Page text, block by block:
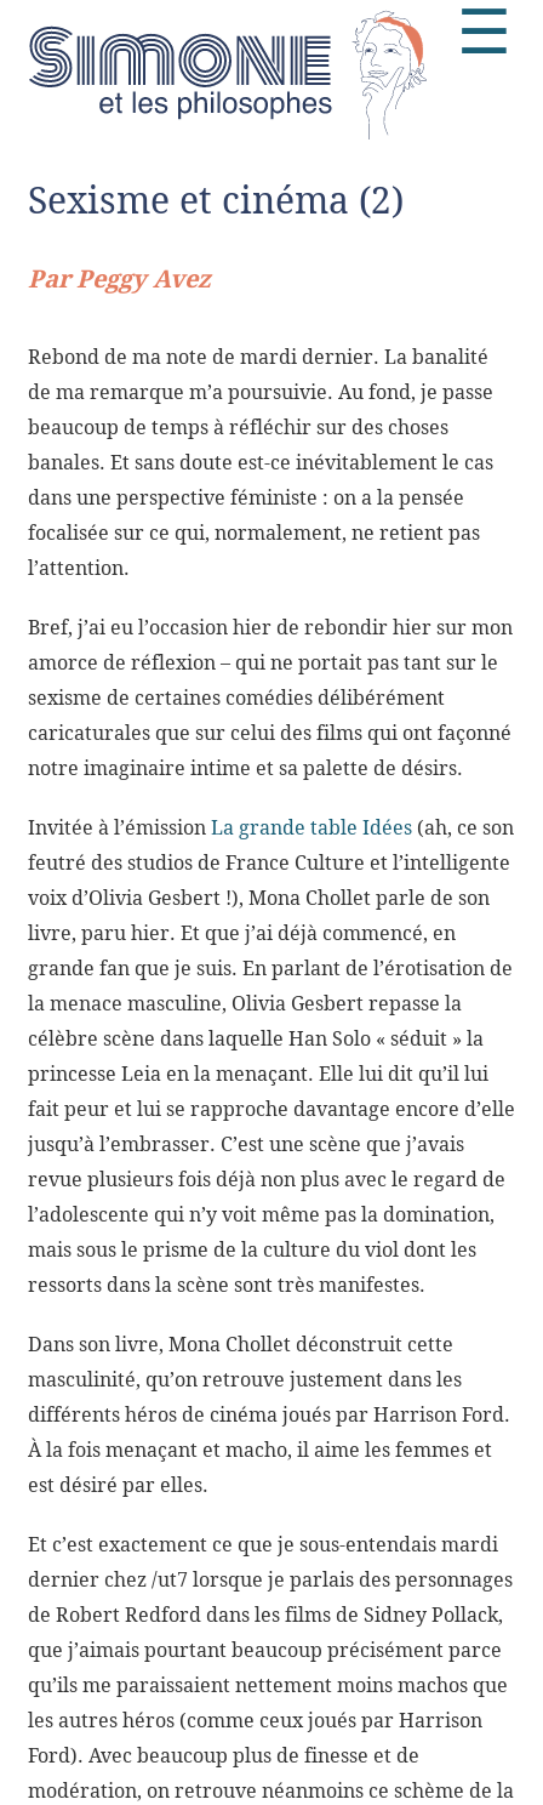
☰
Sexisme et cinéma (2)
Par Peggy Avez
Rebond de ma note de mardi dernier. La banalité
de ma remarque m’a poursuivie. Au fond, je passe
beaucoup de temps à réfléchir sur des choses
banales. Et sans doute est-ce inévitablement le cas
dans une perspective féministe : on a la pensée
focalisée sur ce qui, normalement, ne retient pas
l’attention.
Bref, j’ai eu l’occasion hier de rebondir hier sur mon
amorce de réflexion – qui ne portait pas tant sur le
sexisme de certaines comédies délibérément
caricaturales que sur celui des films qui ont façonné
notre imaginaire intime et sa palette de désirs.
Invitée à l’émissionLa grande table Idées (ah, ce son
feutré des studios de France Culture et l’intelligente
voix d’Olivia Gesbert !), Mona Chollet parle de son
livre, paru hier. Et que j’ai déjà commencé, en
grande fan que je suis. En parlant de l’érotisation de
la menace masculine, Olivia Gesbert repasse la
célèbre scène dans laquelle Han Solo « séduit » la
princesse Leia en la menaçant. Elle lui dit qu’il lui
fait peur et lui se rapproche davantage encore d’elle
jusqu’à l’embrasser. C’est une scène que j’avais
revue plusieurs fois déjà non plus avec le regard de
l’adolescente qui n’y voit même pas la domination,
mais sous le prisme de la culture du viol dont les
ressorts dans la scène sont très manifestes.
Dans son livre, Mona Chollet déconstruit cette
masculinité, qu’on retrouve justement dans les
différents héros de cinéma joués par Harrison Ford.
À la fois menaçant et macho, il aime les femmes et
est désiré par elles.
Et c’est exactement ce que je sous-entendais mardi
dernier chez /ut7 lorsque je parlais des personnages
de Robert Redford dans les films de Sidney Pollack,
que j’aimais pourtant beaucoup précisément parce
qu’ils me paraissaient nettement moins machos que
les autres héros (comme ceux joués par Harrison
Ford). Avec beaucoup plus de finesse et de
modération, on retrouve néanmoins ce schème de la